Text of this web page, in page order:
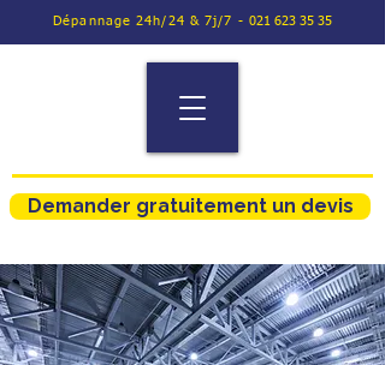
Dépannage 24h/24 & 7j/7 - 021 623 35 35
Demander gratuitement un devis